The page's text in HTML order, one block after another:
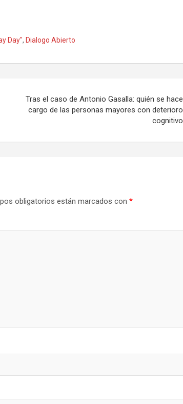
Day", Dialogo Abierto
Tras el caso de Antonio Gasalla: quién se hace
cargo de las personas mayores con deterioro
cognitivo
obligatorios están marcados con *